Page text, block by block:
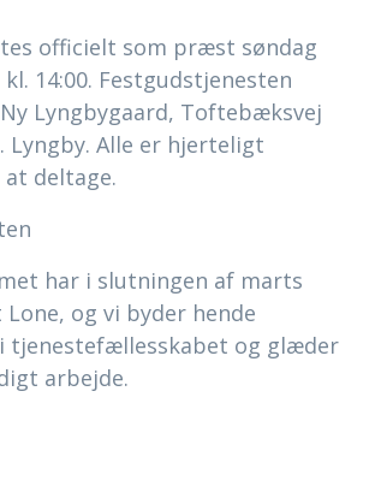
officielt som præst søndag
14:00. Festgudstjenesten
Lyngbygaard, Toftebæksvej
Lyngby. Alle er hjerteligt
deltage.
har i slutningen af marts
og vi byder hende
tjenestefællesskabet og glæder
arbejde.